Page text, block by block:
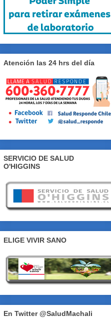
Atención las 24 hrs del día
SERVICIO DE SALUD
O'HIGGINS
ELIGE VIVIR SANO
En Twitter @SaludMachali